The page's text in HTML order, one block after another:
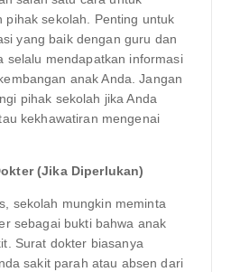
pihak sekolah. Penting untuk
yang baik dengan guru dan
selalu mendapatkan informasi
anak Anda. Jangan
pihak sekolah jika Anda
kekhawatiran mengenai
(Jika Diperlukan)
sekolah mungkin meminta
sebagai bukti bahwa anak
Surat dokter biasanya
sakit parah atau absen dari